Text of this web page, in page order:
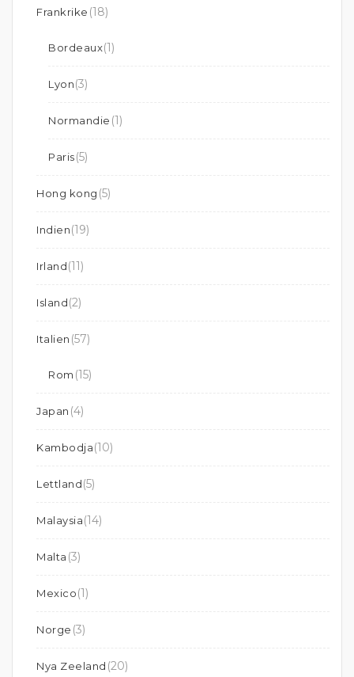
Frankrike (18)
Bordeaux(1)
Lyon(3)
Normandie (1)
Paris(5)
Hong kong (5)
Indien(19)
Irland(11)
Island(2)
Italien (57)
Rom (15)
Japan (4)
Kambodja(10)
Lettland(5)
Malaysia(14)
Malta (3)
Mexico(1)
Norge (3)
Nya Zeeland (20)